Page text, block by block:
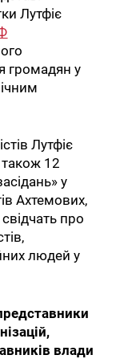
Лутфіє
громадян у
Лутфіє
також 12
у
Ахтемових,
про
людей у
влади